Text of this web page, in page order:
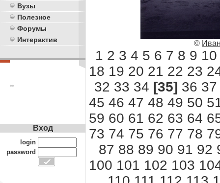
Вузы
Полезное
Форумы
Интерактив
**
©
1 2 3 4 5 6 7 8 9 10
18 19 20 21 22 23
32 33 34 [35] 36 37
45 46 47 48 49 50
59 60 61 62 63 64
73 74 75 76 77 78
87 88 89 90 91 92
100 101 102 103
Вход
login
password